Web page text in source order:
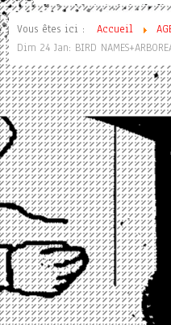
Vous êtes ici : Accueil
Dim 24 Jan: BIRD